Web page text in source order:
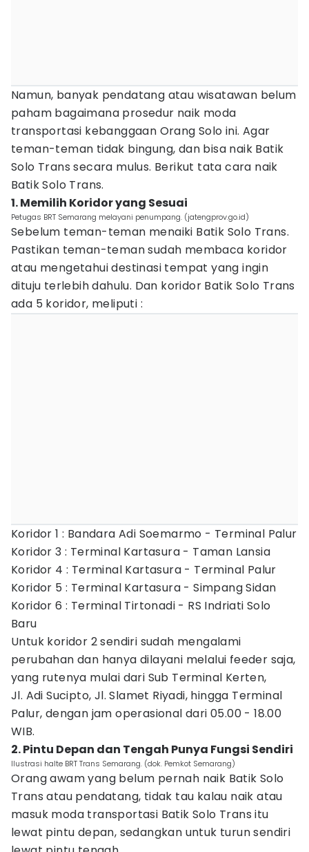
Namun, banyak pendatang atau wisatawan belum
paham bagaimana prosedur naik moda
transportasi kebanggaan Orang Solo ini. Agar
teman-teman tidak bingung, dan bisa naik Batik
Solo Trans secara mulus. Berikut tata cara naik
Batik Solo Trans.
1. Memilih Koridor yang Sesuai
Petugas BRT Semarang melayani penumpang. (jatengprov.go.id)
Sebelum teman-teman menaiki Batik Solo Trans.
Pastikan teman-teman sudah membaca koridor
atau mengetahui destinasi tempat yang ingin
dituju terlebih dahulu. Dan koridor Batik Solo Trans
ada 5 koridor, meliputi :
Koridor 1 : Bandara Adi Soemarmo - Terminal Palur
Koridor 3 : Terminal Kartasura - Taman Lansia
Koridor 4 : Terminal Kartasura - Terminal Palur
Koridor 5 : Terminal Kartasura - Simpang Sidan
Koridor 6 : Terminal Tirtonadi - RS Indriati Solo
Baru
Untuk koridor 2 sendiri sudah mengalami
perubahan dan hanya dilayani melalui feeder saja,
yang rutenya mulai dari Sub Terminal Kerten,
Jl. Adi Sucipto, Jl. Slamet Riyadi, hingga Terminal
Palur, dengan jam operasional dari 05.00 - 18.00
WIB.
2. Pintu Depan dan Tengah Punya Fungsi Sendiri
Ilustrasi halte BRT Trans Semarang. (dok. Pemkot Semarang)
Orang awam yang belum pernah naik Batik Solo
Trans atau pendatang, tidak tau kalau naik atau
masuk moda transportasi Batik Solo Trans itu
lewat pintu depan, sedangkan untuk turun sendiri